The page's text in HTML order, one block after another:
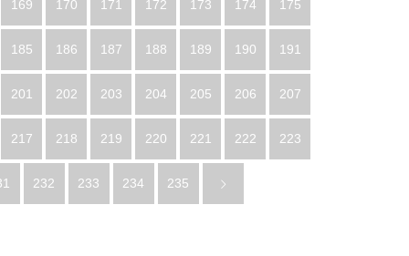
169 170 171 172 173 174 175
185 186 187 188 189 190 191
201 202 203 204 205 206 207
217 218 219 220 221 222 223
232 233 234 235